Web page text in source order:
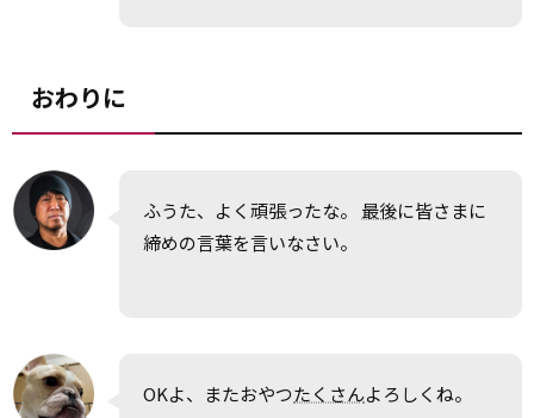
おわりに
ふうた、よく頑張ったな。 最後に皆さまに
締めの言葉を言いなさい。
OKよ、またおやつたくさんよろしくね。